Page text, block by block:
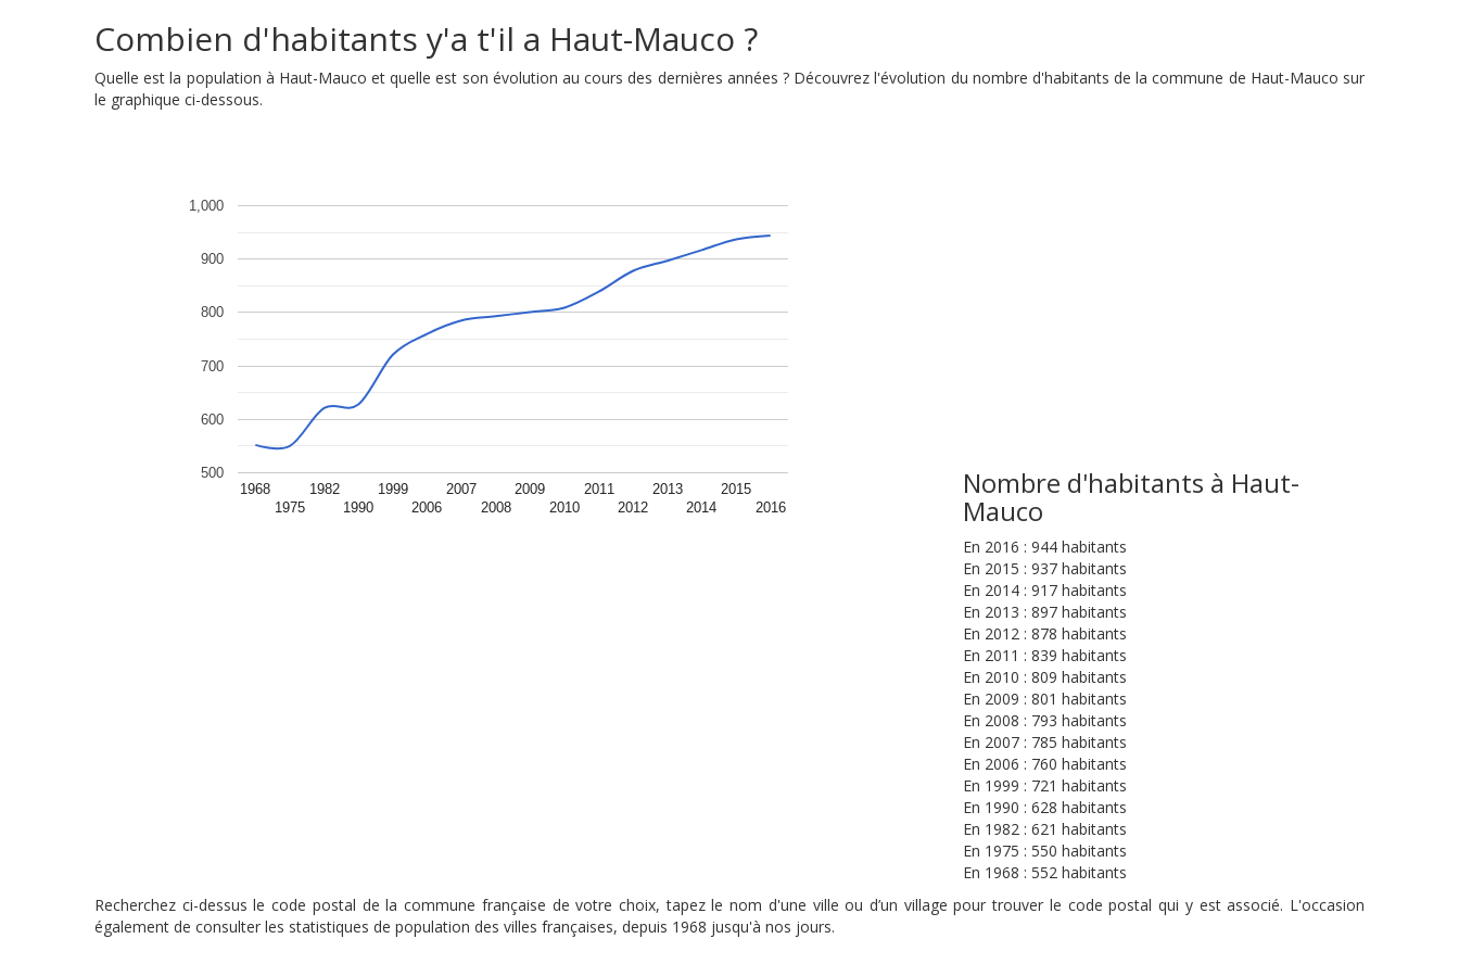
Combien d'habitants y'a t'il a Haut-Mauco ?
Quelle est la population à Haut-Mauco et quelle est son évolution au cours des dernières années ? Découvrez l'évolution du nombre d'habitants de la commune de Haut-Mauco sur
le graphique ci-dessous.
1968
1975
1982
1990
1999
2006
2007
2008
2009
2010
2011
2012
2013
2014
2015
2016
500
600
700
800
900
1,000
Nombre d'habitants à Haut-
Mauco
En 2016 : 944 habitants
En 2015 : 937 habitants
En 2014 : 917 habitants
En 2013 : 897 habitants
En 2012 : 878 habitants
En 2011 : 839 habitants
En 2010 : 809 habitants
En 2009 : 801 habitants
En 2008 : 793 habitants
En 2007 : 785 habitants
En 2006 : 760 habitants
En 1999 : 721 habitants
En 1990 : 628 habitants
En 1982 : 621 habitants
En 1975 : 550 habitants
En 1968 : 552 habitants
Recherchez ci-dessus le code postal de la commune française de votre choix, tapez le nom d'une ville ou d’un village pour trouver le code postal qui y est associé. L'occasion
également de consulter les statistiques de population des villes françaises, depuis 1968 jusqu'à nos jours.